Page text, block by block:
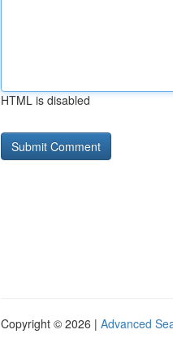
HTML is disabled
Copyright © 2026 | Advanced